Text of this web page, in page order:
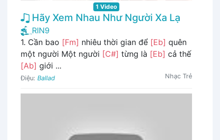
1 Video
Hãy Xem Nhau Như Người Xa Lạ
RIN9
1. Cần bao [Fm] nhiêu thời gian để [Eb] quên
một người Một người [C#] từng là [Eb] cả thế
[Ab] giới ...
Điệu: Ballad Nhạc Trẻ